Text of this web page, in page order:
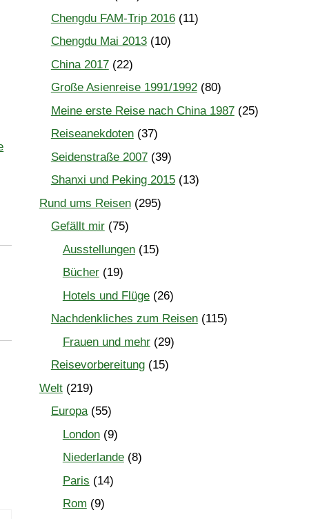
Chengdu FAM-Trip 2016(11)
Chengdu Mai 2013(10)
China 2017(22)
Große Asienreise 1991/1992(80)
Meine erste Reise nach China 1987(25)
Reiseanekdoten(37)
Seidenstraße 2007(39)
Shanxi und Peking 2015(13)
Rund ums Reisen(295)
Gefällt mir(75)
Ausstellungen(15)
Bücher(19)
Hotels und Flüge(26)
Nachdenkliches zum Reisen(115)
Frauen und mehr(29)
Reisevorbereitung(15)
Welt(219)
Europa(55)
London(9)
Niederlande(8)
Paris (14)
Rom (9)